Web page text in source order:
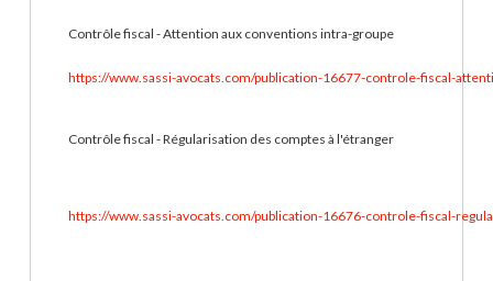
Contrôle fiscal - Attention aux conventions intra-groupe
https://www.sassi-avocats.com/publication-16677-controle-fiscal-
Contrôle fiscal - Régularisation des comptes à l'étranger
https://www.sassi-avocats.com/publication-16676-controle-fiscal-